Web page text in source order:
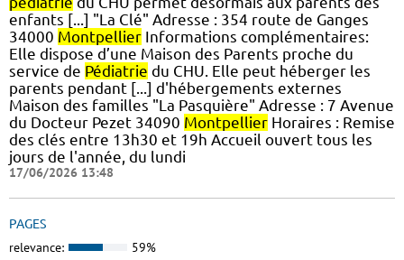
enfants [...] "La Clé" Adresse : 354 route de Ganges
34000 Montpellier Informations complémentaires:
Elle dispose d’une Maison des Parents proche du
service de Pédiatrie du CHU. Elle peut héberger les
parents pendant [...] d'hébergements externes
Maison des familles "La Pasquière" Adresse : 7 Avenue
du Docteur Pezet 34090 Montpellier Horaires : Remise
des clés entre 13h30 et 19h Accueil ouvert tous les
jours de l'année, du lundi
17/06/2026 13:48
PAGES
relevance: 59%